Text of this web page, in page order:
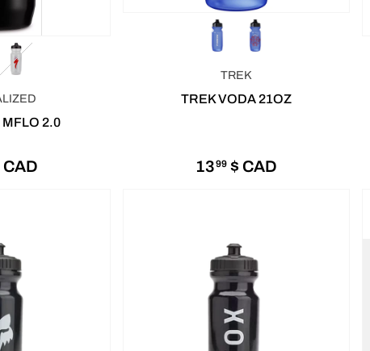
MFLO 2.0
CAD
TREK
TREK VODA 21OZ
1399 $ CAD